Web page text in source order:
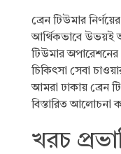
ব্রেন টিউমার
আর্থিকভাবে উভয়ই
টিউমার
চিকিৎসা সেবা
আমরা ঢাকায় ব্রেন
বিস্তারিত আলোচনা
খরচ